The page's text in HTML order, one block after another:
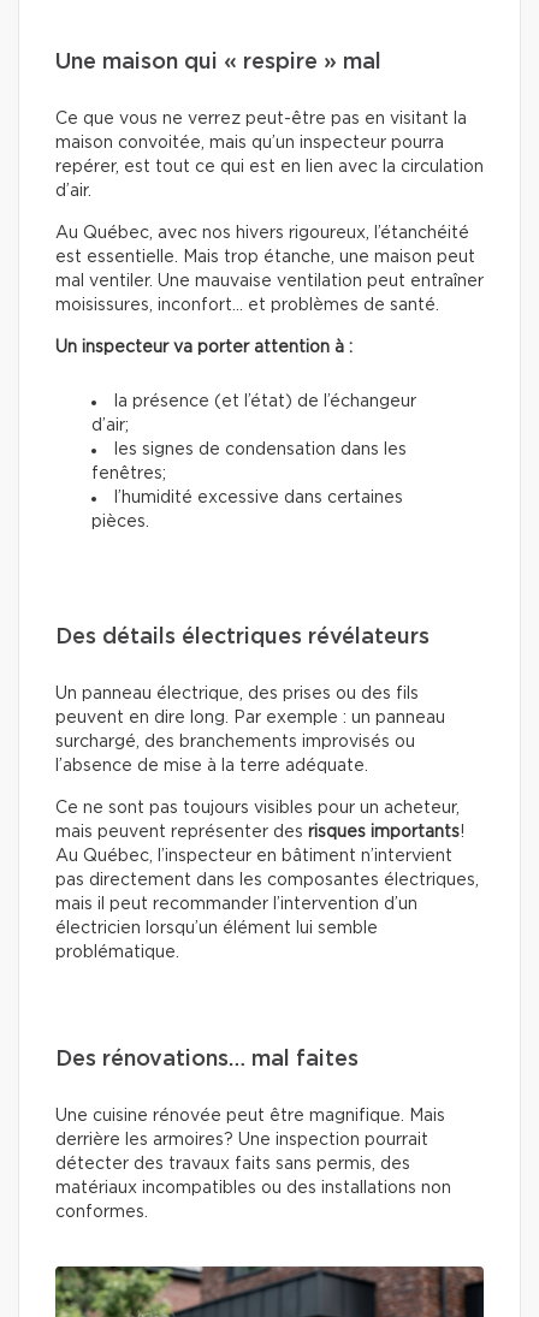
Une maison qui « respire » mal
Ce que vous ne verrez peut-être pas en visitant la
maison convoitée, mais qu’un inspecteur pourra
repérer, est tout ce qui est en lien avec la circulation
d’air.
Au Québec, avec nos hivers rigoureux, l’étanchéité
est essentielle. Mais trop étanche, une maison peut
mal ventiler. Une mauvaise ventilation peut entraîner
moisissures, inconfort… et problèmes de santé.
Un inspecteur va porter attention à :
la présence (et l’état) de l’échangeur
d’air;
les signes de condensation dans les
fenêtres;
l’humidité excessive dans certaines
pièces.
Des détails électriques révélateurs
Un panneau électrique, des prises ou des fils
peuvent en dire long. Par exemple : un panneau
surchargé, des branchements improvisés ou
l’absence de mise à la terre adéquate.
Ce ne sont pas toujours visibles pour un acheteur,
mais peuvent représenter des risques importants!
Au Québec, l’inspecteur en bâtiment n’intervient
pas directement dans les composantes électriques,
mais il peut recommander l’intervention d’un
électricien lorsqu’un élément lui semble
problématique.
Des rénovations… mal faites
Une cuisine rénovée peut être magnifique. Mais
derrière les armoires? Une inspection pourrait
détecter des travaux faits sans permis, des
matériaux incompatibles ou des installations non
conformes.